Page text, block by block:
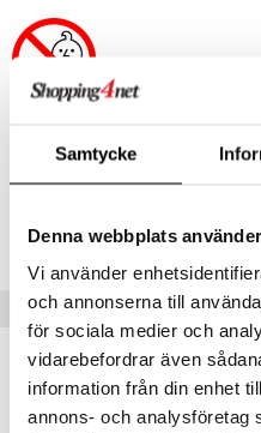
Samtycke
Denna webbplats
Vi använder
och annonserna till
för sociala medier och
vidarebefordrar även
information från din enhet
annons- och analysföretag
Artikelnr
Lägsta pris senaste 30 dagarna: